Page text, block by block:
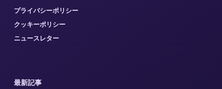
プライバシーポリシー
クッキーポリシー
ニュースレター
最新記事